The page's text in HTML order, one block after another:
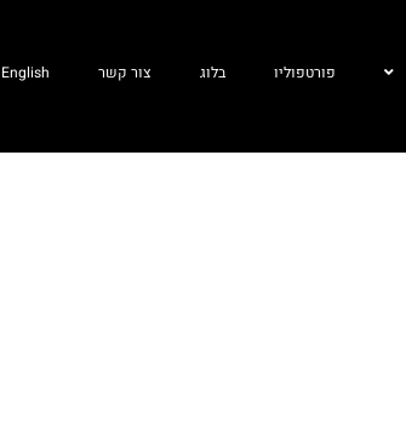
פורטפוליו בלוג צור קשר English